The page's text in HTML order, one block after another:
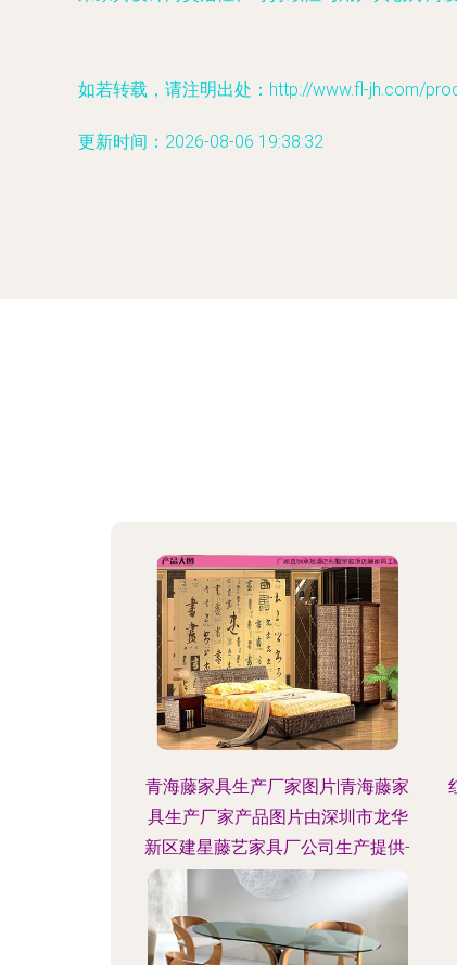
如若转载，请注明出处：http://www.fl-jh.com/
更新时间：2026-08-06 19:38:32
青海藤家具生产厂家图片|青海藤家
具生产厂家产品图片由深圳市龙华
新区建星藤艺家具厂公司生产提供-